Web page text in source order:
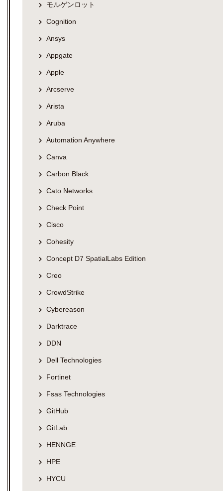
モルゲンロット
Cognition
Ansys
Appgate
Apple
Arcserve
Arista
Aruba
Automation Anywhere
Canva
Carbon Black
Cato Networks
Check Point
Cisco
Cohesity
Concept D7 SpatialLabs Edition
Creo
CrowdStrike
Cybereason
Darktrace
DDN
Dell Technologies
Fortinet
Fsas Technologies
GitHub
GitLab
HENNGE
HPE
HYCU